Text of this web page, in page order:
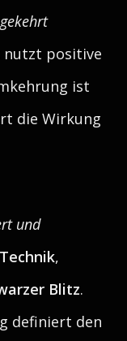
nutzt positive
ist
die Wirkung
und
,
Blitz.
definiert den